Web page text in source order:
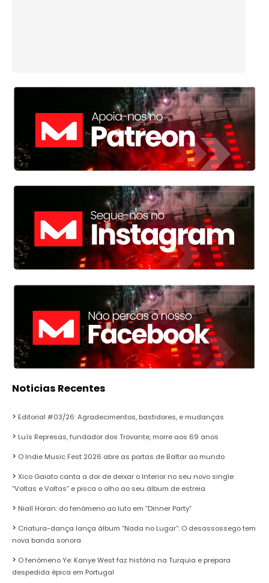
Noticias Recentes
Editorial #03/26: Agradecimentos, bastidores, e mudanças
Luís Represas, fundador dos Trovante, morre aos 69 anos
O Indie Music Fest 2026 abre as portas de Baltar ao mundo
Xico Gaiato canta a dor de deixar o Interior no seu novo single
“Voltas e Voltas” e pisca o olho ao seu álbum de estreia
Niall Horan: do fenómeno ao luto em “Dinner Party”
Criatura-dança lança álbum “Nada no Lugar”: O desassossego tem
nova banda sonora
O fenómeno Ye: Kanye West faz história na Turquia e prepara
despedida épica em Portugal